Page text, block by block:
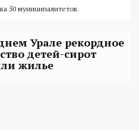
50 муниципалитетов.
Урале рекордное
детей-сирот
жилье